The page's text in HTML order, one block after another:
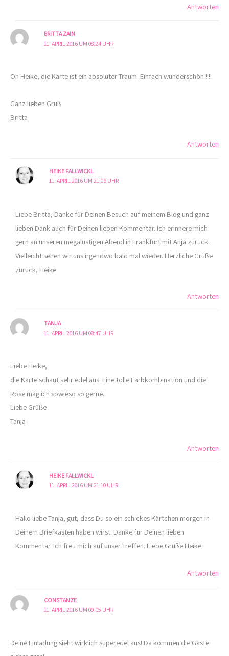
Antworten
BRITTA ZAIN
11. APRIL 2016 UM 08:24 UHR
Oh Heike, die Karte ist ein absoluter Traum. Einfach wunderschön !!!!
Ganz lieben Gruß
Britta
Antworten
HEIKE FALLWICKL
11. APRIL 2016 UM 21:06 UHR
Liebe Britta, Danke für Deinen Besuch auf meinem Blog und ganz
lieben Dank auch für Deinen lieben Kommentar. Ich erinnere mich
gern an unseren megalustigen Abend in Frankfurt mit Anja zurück.
Vielleicht sehen wir uns irgendwo bald mal wieder. Herzliche Grüße
zurück, Heike
Antworten
TANJA
11. APRIL 2016 UM 08:47 UHR
Liebe Heike,
die Karte schaut sehr edel aus. Eine tolle Farbkombination und die
Rose mag ich sowieso so gerne.
Liebe Grüße
Tanja
Antworten
HEIKE FALLWICKL
11. APRIL 2016 UM 21:10 UHR
Hallo liebe Tanja, gut, dass Du so ein schickes Kärtchen morgen in
Deinem Briefkasten haben wirst. Danke für Deinen lieben
Kommentar. Ich freu mich auf unser Treffen. Liebe Grüße Heike
Antworten
CONSTANZE
11. APRIL 2016 UM 09:05 UHR
Deine Einladung sieht wirklich superedel aus! Da kommen die Gäste